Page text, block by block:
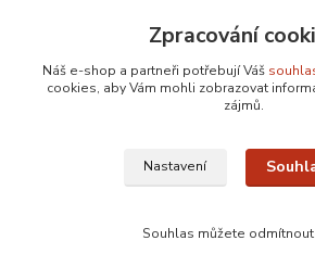
+420 799 530 549
sedackyvysocina@seznam.cz
Zpracování
Náš e-shop a partneři potřebují Váš
cookies, aby Vám mohli zobrazovat
zájmů.
Nastavení
Souhlas můžete odmítnout